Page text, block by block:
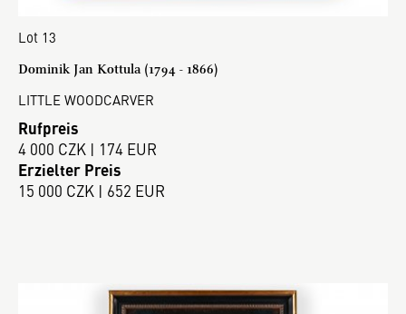
Lot 13
Dominik Jan Kottula (1794 - 1866)
LITTLE WOODCARVER
Rufpreis
4 000 CZK | 174 EUR
Erzielter Preis
15 000 CZK | 652 EUR